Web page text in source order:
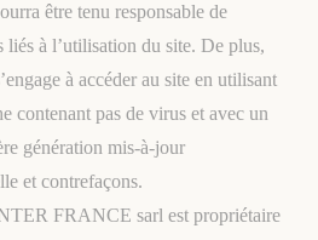
être tenu responsable de
liés à l’utilisation du site. De plus,
à accéder au site en utilisant
contenant pas de virus et avec un
génération mis-à-jour
et contrefaçons.
FRANCE sarl est propriétaire